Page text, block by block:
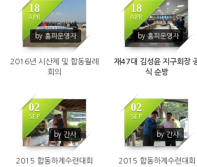
18
APR
by 홈피운영자
1288
2016년 시산제 및 합동월례
회의
18
APR
by 홈피운영자
1361
재47대 김성윤 지구회장
식 순방
02
SEP
by 간사
1449
2015 합동하계수련대회
02
SEP
by 간사
1433
2015 합동하계수련대회